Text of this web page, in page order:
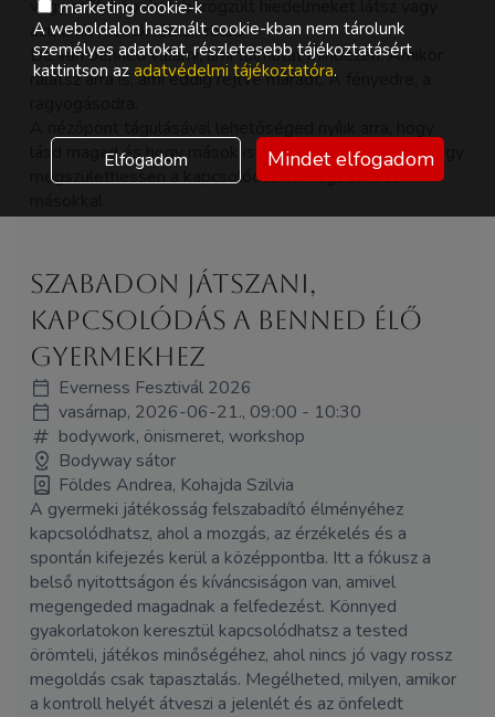
vagy szűk képeket, berögzült hiedelmeket látsz vagy
azt, amit mások látnak rólad.
De van benned valami, ami túlmutat mindezen. Amikor
rálátsz arra is, ami eddig rejtve maradt. A fényedre, a
lásd magad és hogy mások is valóban láthassanak. Hogy
megszülethessen a kapcsolódás önmagaddal és
Szabadon játszani,
kapcsolódás a benned élő
gyermekhez
Everness Fesztivál 2026
vasárnap, 2026-06-21., 09:00 - 10:30
bodywork, önismeret, workshop
Bodyway sátor
Földes Andrea, Kohajda Szilvia
A gyermeki játékosság felszabadító élményéhez
kapcsolódhatsz, ahol a mozgás, az érzékelés és a
spontán kifejezés kerül a középpontba. Itt a fókusz a
belső nyitottságon és kíváncsiságon van, amivel
megengeded magadnak a felfedezést. Könnyed
gyakorlatokon keresztül kapcsolódhatsz a tested
örömteli, játékos minőségéhez, ahol nincs jó vagy rossz
megoldás csak tapasztalás. Megélheted, milyen, amikor
a kontroll helyét átveszi a jelenlét és az önfeledt
marketing cookie-k
A weboldalon használt cookie-kban nem tárolunk
személyes adatokat, részletesebb tájékoztatásért
kattintson az adatvédelmi tájékoztatóra.
Elfogadom Mindet elfogadom